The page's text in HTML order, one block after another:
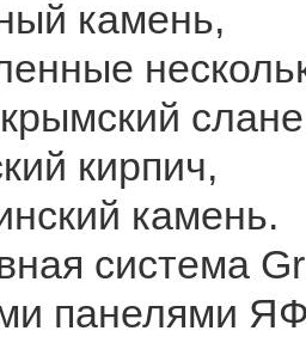
камень,
кирпич,
камень.
система
панелями